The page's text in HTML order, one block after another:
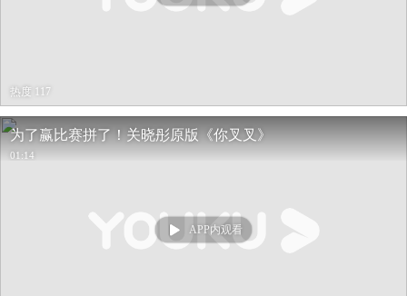
热度 117
为了赢比赛拼了！关晓彤原版《你叉叉》
01:14
APP内观看